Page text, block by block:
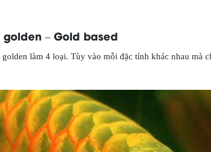
– Gold based
làm 4 loại. Tùy vào mỗi đặc tính khác nhau mà